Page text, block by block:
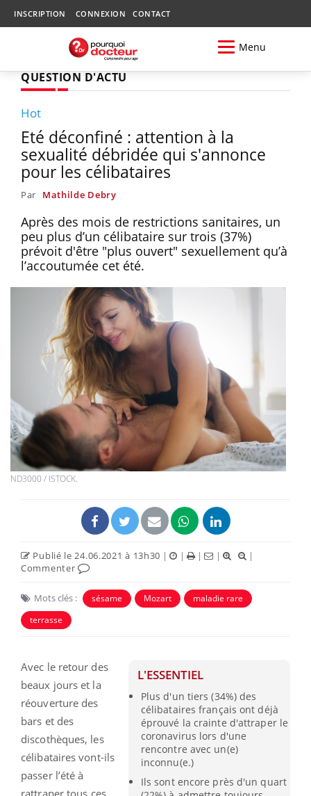
INSCRIPTION CONNEXION CONTACT
Menu
QUESTION D'ACTU
Hot
Eté déconfiné : attention à la
sexualité débridée qui s'annonce
pour les célibataires
Par Mathilde Debry
Après des mois de restrictions sanitaires, un
peu plus d’un célibataire sur trois (37%)
prévoit d'être "plus ouvert" sexuellement qu’à
l’accoutumée cet été.
ND3000 / ISTOCK.
Publié le 24.06.2021 à 13h30 | | | |
|
Commenter
Mots clés : sésame Mozart
maladie rare
terrasse
L'ESSENTIEL
Plus d'un tiers (34%) des
célibataires français ont déjà
éprouvé la crainte d'attraper le
coronavirus lors d'une
rencontre avec un(e)
inconnu(e.)
Ils sont encore près d'un quart
Avec le retour des
beaux jours et la
réouverture des
bars et des
discothèques, les
célibataires vont-ils
passer l’été à
rattraper tous ces